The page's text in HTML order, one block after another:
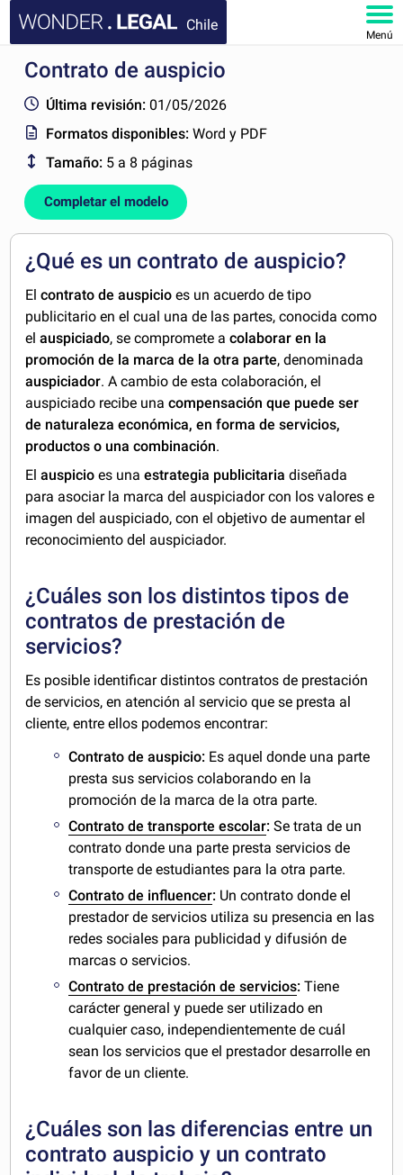
Chile
Menú
INICIO
DOCUMENTOS
FAQ
MI CUENTA
Contrato de auspicio
Última revisión: 01/05/2026
Formatos disponibles:Word y PDF
Tamaño: 5 a 8 páginas
Completar el modelo
¿Qué es un contrato de auspicio?
El contrato de auspicioes un acuerdo de tipo
publicitario en el cual una de las partes, conocida como
elauspiciado, se compromete acolaborar en la
promoción de la marca de la otra parte, denominada
auspiciador. A cambio de esta colaboración, el
auspiciado recibe unacompensación que puede ser
de naturaleza económica, en forma de servicios,
productos o una combinación.
Elauspicioes unaestrategia publicitariadiseñada
para asociar la marca del auspiciador con los valores e
imagen del auspiciado, con el objetivo de aumentar el
reconocimiento del auspiciador.
¿Cuáles son los distintos tipos de
contratos de prestación de
servicios?
Es posible identificar distintos contratos de prestación
de servicios, en atención al servicio que se presta al
cliente, entre ellos podemos encontrar:
Contrato de auspicio: Es aquel donde una parte
presta sus servicios colaborando en la
promoción de la marca de la otra parte.
Contrato de transporte escolar: Se trata de un
contrato donde una parte presta servicios de
transporte de estudiantes para la otra parte.
Contrato de influencer: Un contrato donde el
prestador de servicios utiliza su presencia en las
redes sociales para publicidad y difusión de
marcas o servicios.
Contrato de prestación de servicios:Tiene
carácter general y puede ser utilizado en
cualquier caso, independientemente de cuál
sean los servicios que el prestador desarrolle en
favor de un cliente.
¿Cuáles son las diferencias entre un
contrato auspicio y un contrato